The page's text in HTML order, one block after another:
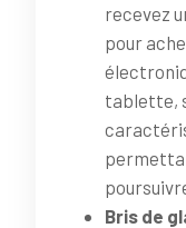
recevez
pour
tablette,
Bris de